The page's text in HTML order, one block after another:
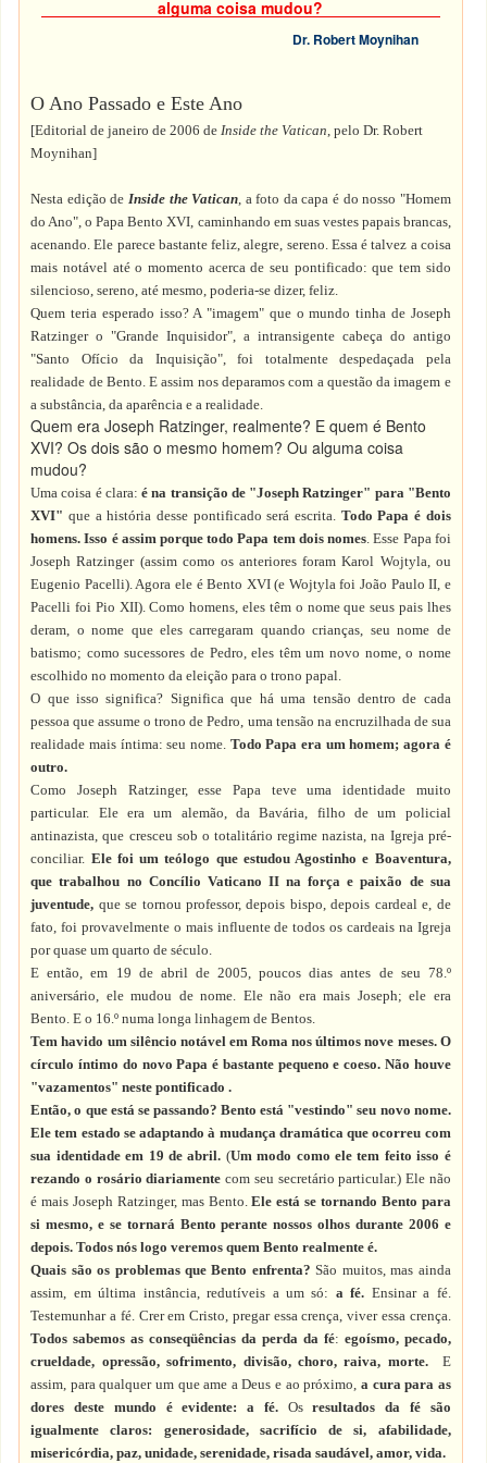
alguma coisa mudou?
Dr. Robert Moynihan
O Ano Passado e Este Ano
[Editorial de janeiro de 2006 deInside the Vatican, pelo Dr. Robert
Moynihan]
Nesta edição de Inside the Vatican, a foto da capa é do nosso "Homem
do Ano", o Papa Bento XVI, caminhando em suas vestes papais brancas,
acenando. Ele parece bastante feliz, alegre, sereno. Essa é talvez a coisa
mais notável até o momento acerca de seu pontificado: que tem sido
silencioso, sereno, até mesmo, poderia-se dizer, feliz.
Quem teria esperado isso? A "imagem" que o mundo tinha de Joseph
Ratzinger o "Grande Inquisidor", a intransigente cabeça do antigo
"Santo Ofício da Inquisição", foi totalmente despedaçada pela
realidade de Bento. E assim nos deparamos com a questão da imagem e
a substância, da aparência e a realidade.
Quem era Joseph Ratzinger, realmente? E quem é Bento
XVI? Os dois são o mesmo homem? Ou alguma coisa
mudou?
Uma coisa é clara:é na transição de "Joseph Ratzinger" para "Bento
XVI" que a história desse pontificado será escrita. Todo Papa é dois
homens. Isso é assim porque todo Papa tem dois nomes. Esse Papa foi
Joseph Ratzinger (assim como os anteriores foram Karol Wojtyla, ou
Eugenio Pacelli). Agora ele é Bento XVI (e Wojtyla foi João Paulo II, e
Pacelli foi Pio XII). Como homens, eles têm o nome que seus pais lhes
deram, o nome que eles carregaram quando crianças, seu nome de
batismo; como sucessores de Pedro, eles têm um novo nome, o nome
escolhido no momento da eleição para o trono papal.
O que isso significa? Significa que há uma tensão dentro de cada
pessoa que assume o trono de Pedro, uma tensão na encruzilhada de sua
realidade mais íntima: seu nome. Todo Papa era um homem; agora é
outro.
Como Joseph Ratzinger, esse Papa teve uma identidade muito
particular. Ele era um alemão, da Bavária, filho de um policial
antinazista, que cresceu sob o totalitário regime nazista, na Igreja pré-
conciliar. Ele foi um teólogo que estudou Agostinho e Boaventura,
que trabalhou no Concílio Vaticano II na força e paixão de sua
juventude, que se tornou professor, depois bispo, depois cardeal e, de
fato, foi provavelmente o mais influente de todos os cardeais na Igreja
por quase um quarto de século.
E então, em 19 de abril de 2005, poucos dias antes de seu 78.º
aniversário, ele mudou de nome. Ele não era mais Joseph; ele era
Bento. E o 16.º numa longa linhagem de Bentos.
Tem havido um silêncio notável em Roma nos últimos nove meses. O
círculo íntimo do novo Papa é bastante pequeno e coeso. Não houve
"vazamentos" neste pontificado.
Então, o que está se passando? Bento está "vestindo" seu novo nome.
Ele tem estado se adaptando à mudança dramática que ocorreu com
sua identidade em 19 de abril. (Um modo como ele tem feito isso é
rezando o rosário diariamentecom seu secretário particular.) Ele não
é mais Joseph Ratzinger, mas Bento.Ele está se tornando Bento para
si mesmo, e se tornará Bento perante nossos olhos durante 2006 e
depois. Todos nós logo veremos quem Bento realmente é.
Quais são os problemas que Bento enfrenta? São muitos, mas ainda
assim, em última instância, redutíveis a um só: a fé. Ensinar a fé.
Testemunhar a fé. Crer em Cristo, pregar essa crença, viver essa crença.
Todos sabemos as conseqüências da perda da fé: egoísmo, pecado,
crueldade, opressão, sofrimento, divisão, choro, raiva, morte. E
assim, para qualquer um que ame a Deus e ao próximo, a cura para as
dores deste mundo é evidente: a fé.Osresultados da fé são
igualmente claros: generosidade, sacrifício de si, afabilidade,
misericórdia, paz, unidade, serenidade, risada saudável, amor, vida.